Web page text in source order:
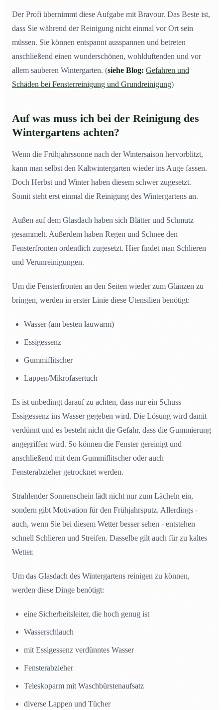
Der Profi übernimmt diese Aufgabe mit Bravour. Das Beste ist,
dass Sie während der Reinigung nicht einmal vor Ort sein
müssen. Sie können entspannt ausspannen und betreten
anschließend einen wunderschönen, wohlduftenden und vor
allem sauberen Wintergarten. (siehe Blog: Gefahren und
Schäden bei Fensterreinigung und Grundreinigung)
Auf was muss ich bei der Reinigung des
Wintergartens achten?
Wenn die Frühjahrssonne nach der Wintersaison hervorblitzt,
kann man selbst den Kaltwintergarten wieder ins Auge fassen.
Doch Herbst und Winter haben diesem schwer zugesetzt.
Somit steht erst einmal die Reinigung des Wintergartens an.
Außen auf dem Glasdach haben sich Blätter und Schmutz
gesammelt. Außerdem haben Regen und Schnee den
Fensterfronten ordentlich zugesetzt. Hier findet man Schlieren
und Verunreinigungen.
Um die Fensterfronten an den Seiten wieder zum Glänzen zu
bringen, werden in erster Linie diese Utensilien benötigt:
Wasser (am besten lauwarm)
Essigessenz
Gummiflitscher
Lappen/Mikrofasertuch
Es ist unbedingt darauf zu achten, dass nur ein Schuss
Essigessenz ins Wasser gegeben wird. Die Lösung wird damit
verdünnt und es besteht nicht die Gefahr, dass die Gummierung
angegriffen wird. So können die Fenster gereinigt und
anschließend mit dem Gummiflitscher oder auch
Fensterabzieher getrocknet werden.
Strahlender Sonnenschein lädt nicht nur zum Lächeln ein,
sondern gibt Motivation für den Frühjahrsputz. Allerdings -
auch, wenn Sie bei diesem Wetter besser sehen - entstehen
schnell Schlieren und Streifen. Dasselbe gilt auch für zu kaltes
Wetter.
Um das Glasdach des Wintergartens reinigen zu können,
werden diese Dinge benötigt:
eine Sicherheitsleiter, die hoch genug ist
Wasserschlauch
mit Essigessenz verdünntes Wasser
Fensterabzieher
Teleskoparm mit Waschbürstenaufsatz
diverse Lappen und Tücher